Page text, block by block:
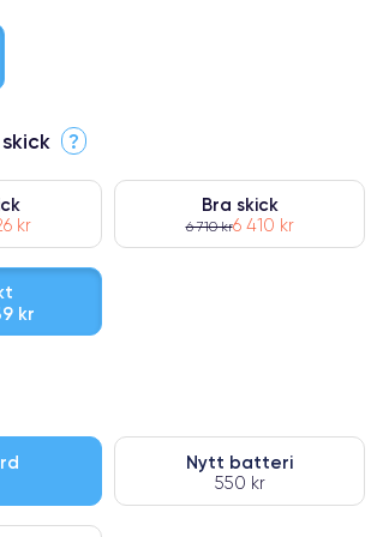
?
kr
Bra skick
6 710 kr6 410 kr
kr
telefoner har premiumklassning
Nytt batteri
550 kr